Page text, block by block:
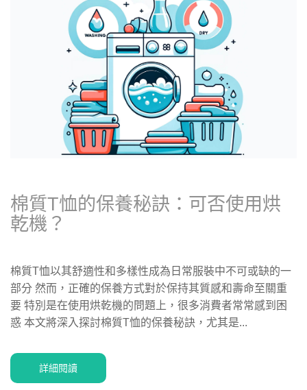
棉質T恤的保養秘訣：可否使用烘
乾機？
棉質T恤以其舒適性和多樣性成為日常服裝中不可或缺的一
部分 然而，正確的保養方式對於保持其質感和壽命至關重
要 特別是在使用烘乾機的問題上，很多消費者常常感到困
惑 本文將深入探討棉質T恤的保養秘訣，尤其是...
詳細閱讀